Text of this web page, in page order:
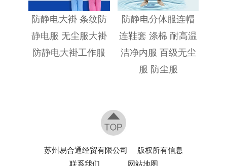
防静电大褂 条纹防
静电服 无尘服大褂
防静电大褂工作服
防静电分体服连帽
连鞋套 涤棉 耐高温
洁净内服 百级无尘
服 防尘服
苏州易合通经贸有限公司
版权所有信息
联系我们
网站地图